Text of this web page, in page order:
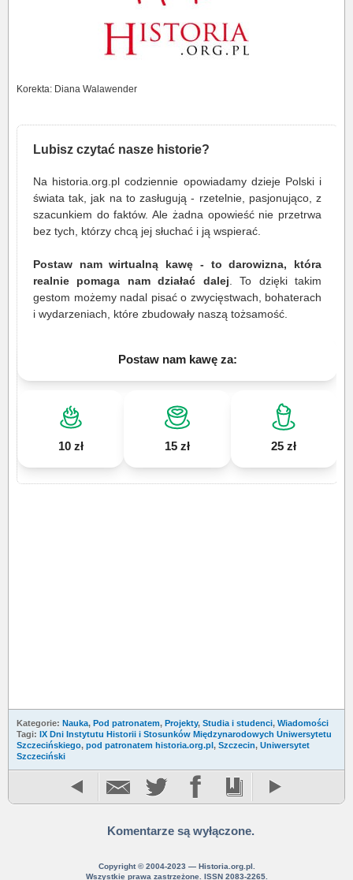
Korekta: Diana Walawender
Lubisz czytać nasze historie?
Na historia.org.pl codziennie opowiadamy dzieje Polski i
świata tak, jak na to zasługują - rzetelnie, pasjonująco, z
szacunkiem do faktów. Ale żadna opowieść nie przetrwa
bez tych, którzy chcą jej słuchać i ją wspierać.
Postaw nam wirtualną kawę - to darowizna, która
realnie pomaga nam działać dalej . To dzięki takim
gestom możemy nadal pisać o zwycięstwach, bohaterach
i wydarzeniach, które zbudowały naszą tożsamość.
Postaw nam kawę za:
10 zł 15 zł 25 zł
Kategorie: Nauka, Pod patronatem, Projekty, Studia i studenci, Wiadomości
Tagi: IX Dni Instytutu Historii i Stosunków Międzynarodowych Uniwersytetu
Szczecińskiego, pod patronatem historia.org.pl, Szczecin, Uniwersytet
Szczeciński
Komentarze są wyłączone.
Copyright © 2004-2023 — Historia.org.pl.
Wszystkie prawa zastrzeżone. ISSN 2083-2265.